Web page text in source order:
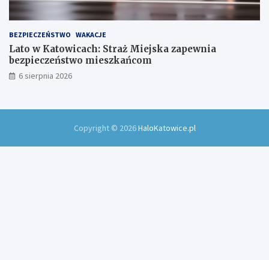
BEZPIECZEŃSTWO WAKACJE
Lato w Katowicach: Straż Miejska zapewnia
bezpieczeństwo mieszkańcom
6 sierpnia 2026
Copyright © 2026HaloKatowice.pl